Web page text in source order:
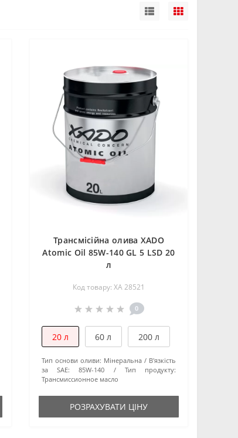
Трансмісійна олива XADO
Atomic Oil 85W-140 GL 5 LSD 20
л
Код товару: XA 28521
0
20 л 60 л 200 л
Тип основи оливи: Мінеральна
В'язкість
за SAE:
85W-140
Тип продукту:
Трансмиссионное масло
РОЗРАХУВАТИ ЦІНУ